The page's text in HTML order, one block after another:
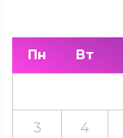
Пн Вт
3 4